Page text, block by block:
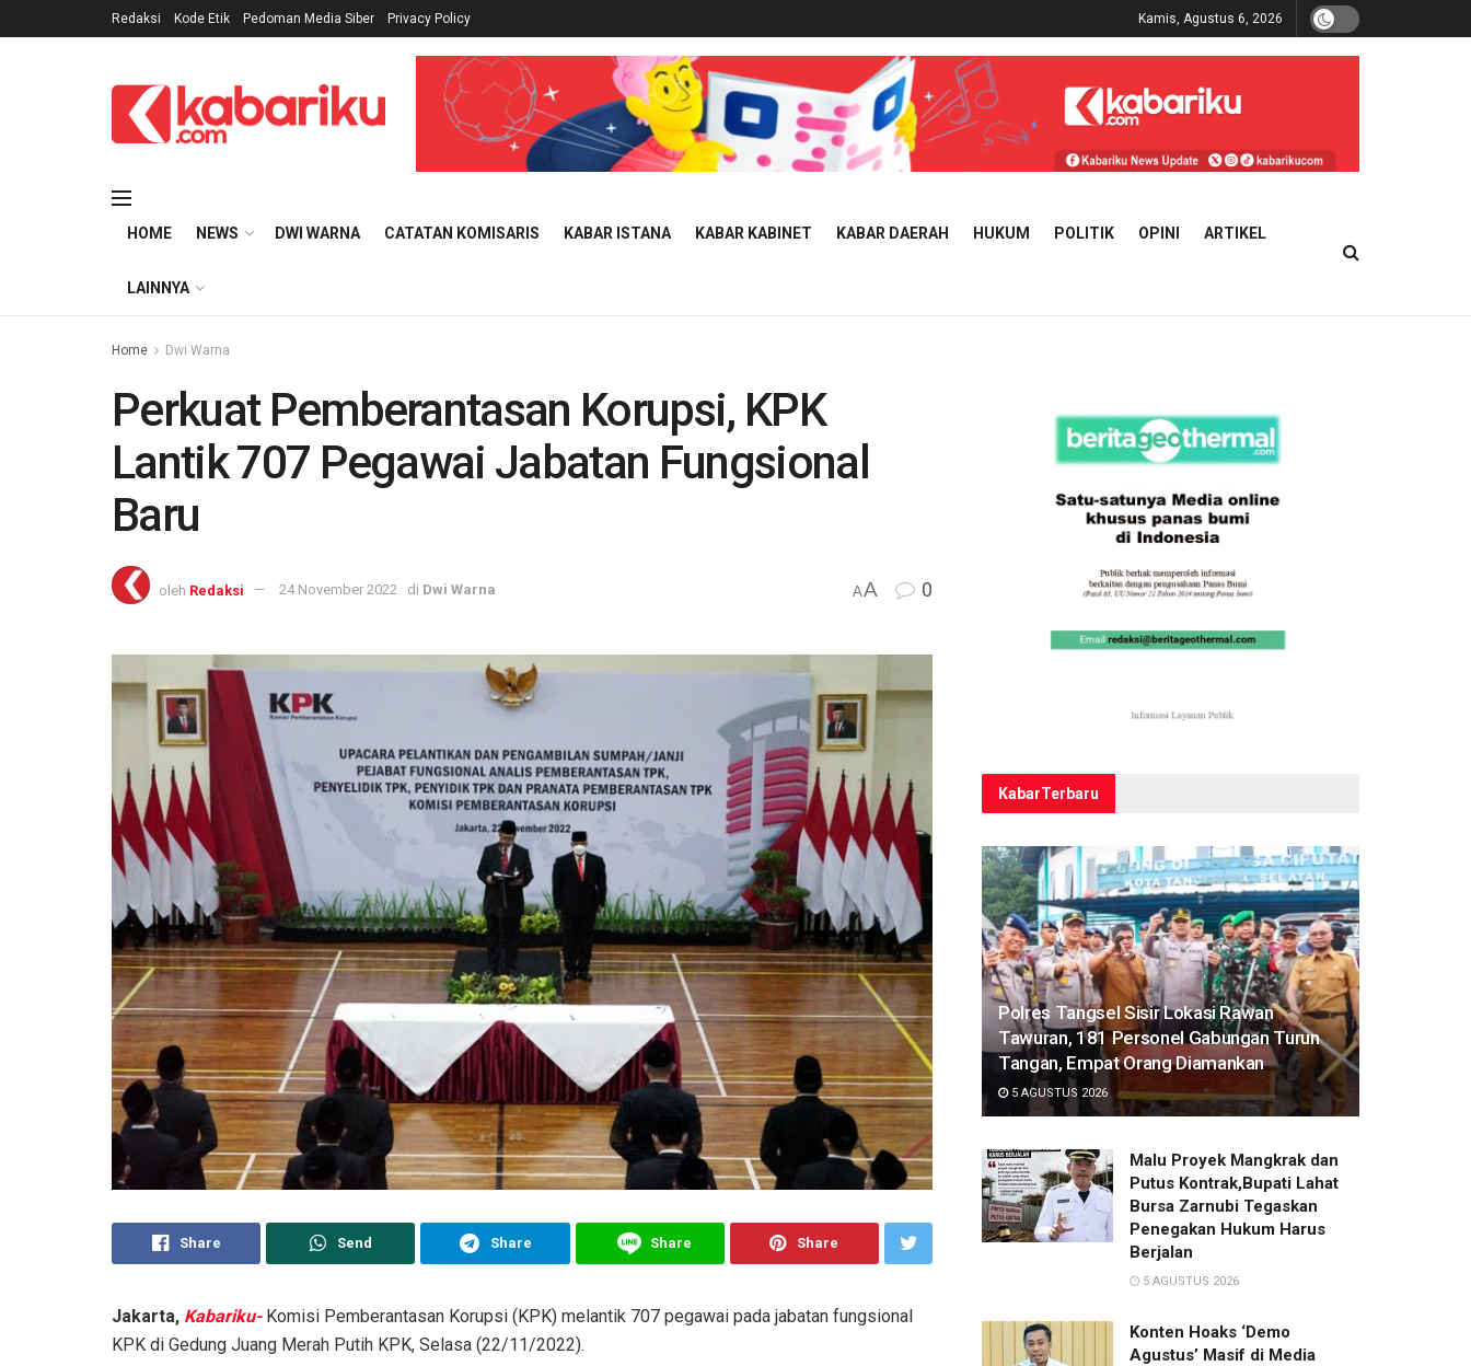
Redaksi Kode Etik Pedoman Media Siber Privacy Policy Kamis, Agustus 6, 2026
HOME NEWS DWI WARNA CATATAN KOMISARIS KABAR ISTANA KABAR KABINET KABAR DAERAH HUKUM POLITIK OPINI ARTIKEL
LAINNYA
Home Dwi Warna
Perkuat Pemberantasan Korupsi, KPK
Lantik 707 Pegawai Jabatan Fungsional
Baru
oleh Redaksi 24 November 2022 di Dwi Warna AA 0
Share Send Share Share Share
Jakarta, Kabariku-Komisi Pemberantasan Korupsi (KPK) melantik 707 pegawai pada jabatan fungsional
KPK di Gedung Juang Merah Putih KPK, Selasa (22/11/2022).
KabarTerbaru
Polres Tangsel Sisir Lokasi Rawan
Tawuran, 181 Personel Gabungan Turun
Tangan, Empat Orang Diamankan
5 AGUSTUS 2026
Malu Proyek Mangkrak dan
Putus Kontrak,Bupati Lahat
Bursa Zarnubi Tegaskan
Penegakan Hukum Harus
Berjalan
5 AGUSTUS 2026
Konten Hoaks ‘Demo
Agustus’ Masif di Media